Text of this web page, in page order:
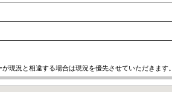
現況と相違する場合は現況を優先させていただきます。